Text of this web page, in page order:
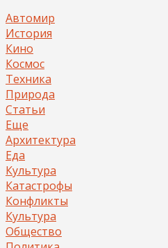
Автомир
История
Кино
Космос
Техника
Природа
Статьи
Еще
Архитектура
Еда
Культура
Катастрофы
Конфликты
Культура
Общество